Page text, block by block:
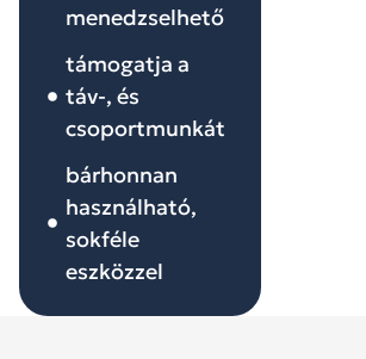
menedzselhető
támogatja a
táv-, és
csoportmunkát
bárhonnan
használható,
sokféle
eszközzel